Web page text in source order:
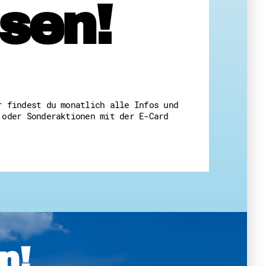
findest du monatlich alle Infos und
Sonderaktionen mit der E-Card